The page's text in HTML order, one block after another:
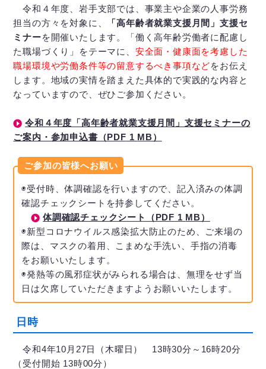
令和４年度、岩手支部では、事業主や企業の人事労務
担当の方々を対象に、
「高年齢者就業支援月間」支援セ
ミナーを開催いたします。「働く高年齢労働者に配慮し
た職場づくり」をテーマに、 安全面・健康面を考慮した
職場環境や労働条件等の留意するべき事項などをお伝え
します。地域の実情を踏まえた具体的で実践的な内容と
なっていますので、ぜひご参加ください。
令和４年度「高年齢者就業支援月間」支援セミナーの
ご案内・参加申込書（PDF 1 MB）
ご参加の皆様へお願い
◉受付時、体調確認を行いますので、記入済みの体調
確認チェックシートを持参してください。
体調確認チェックシート（PDF 1 MB）
◉新型コロナウイルス感染拡大防止のため、ご来場の
際は、マスクの着用、こまめな手洗い、手指の消毒
をお願いいたします。
◉発熱等の風邪症状がみられる場合は、無理をせず当
日は欠席していただきますようお願いいたします。
日時
令和4年10月27日（木曜日） 13時30分～16時20分
（受付開始 13時00分）